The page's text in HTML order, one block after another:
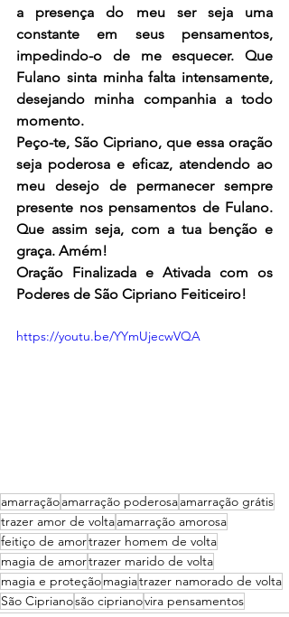
a presença do meu ser seja uma
constante em seus pensamentos,
impedindo-o de me esquecer. Que
Fulano sinta minha falta intensamente,
desejando minha companhia a todo
momento.
Peço-te, São Cipriano, que essa oração
seja poderosa e eficaz, atendendo ao
meu desejo de permanecer sempre
presente nos pensamentos de Fulano.
Que assim seja, com a tua benção e
graça. Amém!
Oração Finalizada e Ativada com os
Poderes de São Cipriano Feiticeiro!
https://youtu.be/YYmUjecwVQA
amarraçãoamarração poderosaamarração grátis
trazer amor de voltaamarração amorosa
feitiço de amortrazer homem de volta
magia de amortrazer marido de volta
magia e proteçãomagiatrazer namorado de volta
São Ciprianosão ciprianovira pensamentos